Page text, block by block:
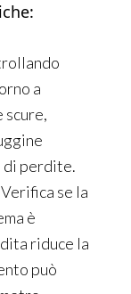
a
scure,
di perdite.
Verifica se la
è
riduce la
può